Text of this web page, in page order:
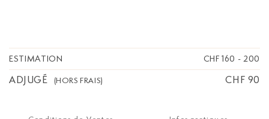
ESTIMATION CHF 160 - 200
ADJUGÉ (HORS FRAIS) CHF 90